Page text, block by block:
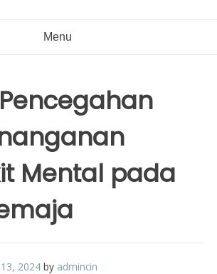
Menu
Mental pada
2024 by admincin